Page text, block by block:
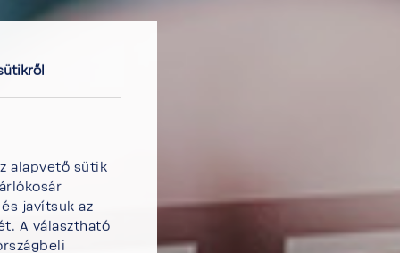
alapvető sütik
javítsuk az
A választható